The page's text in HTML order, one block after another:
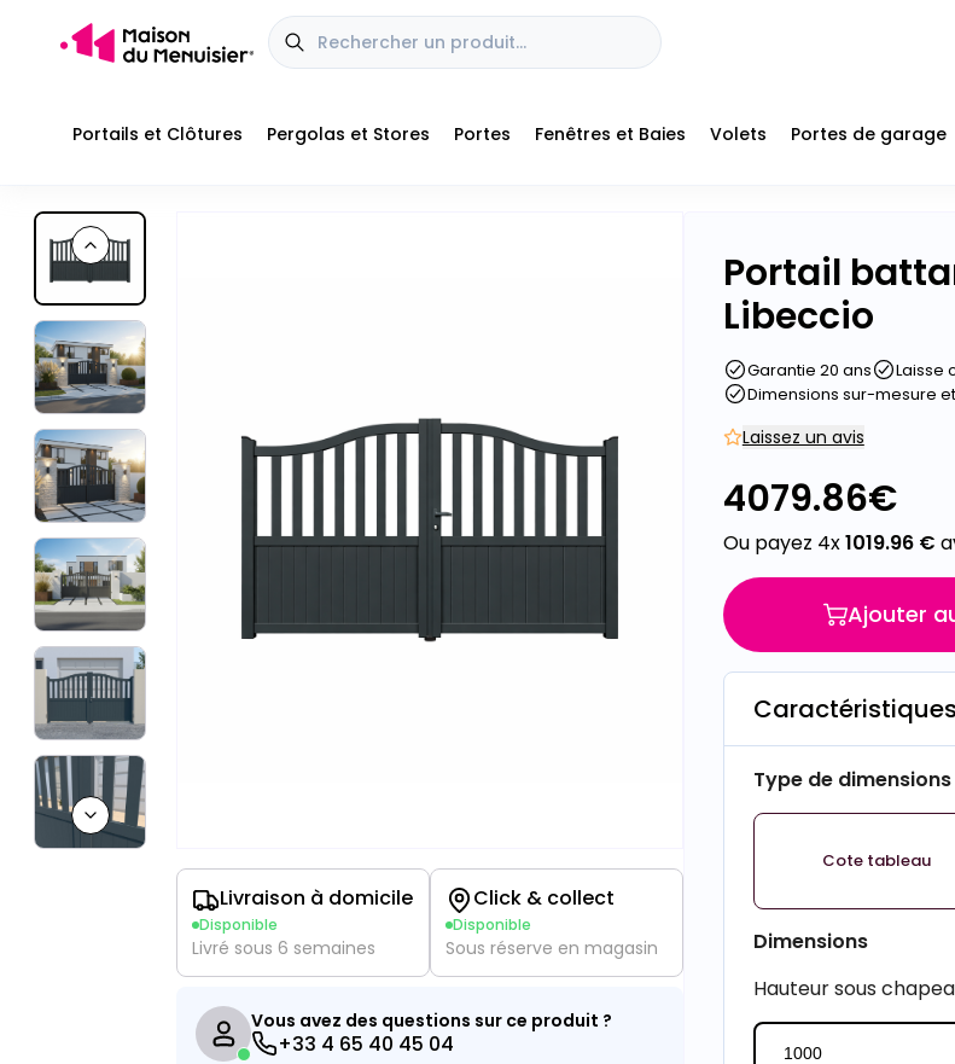
Portails et Clôtures Pergolas et Stores Portes Fenêtres et Baies Volets Portes de garage
Previous slide
Next slide Livraison à domicile
Disponible
Livré sous 6 semaines
Click & collect
Disponible
Sous réserve en magasin
Vous avez des questions sur ce produit ?
+33 4 65 40 45 04
Portail
Libeccio
Garantie 20 ans
Laisse
Dimensions sur-mesure
Laissez un avis
4079.86€
Ou payez 4x1019.96€
Ajouter
Type de dimensions
Cote tableau
Dimensions
Hauteur sous